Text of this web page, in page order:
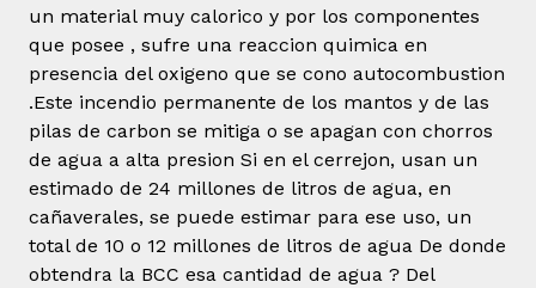
un material muy calorico y por los componentes
que posee , sufre una reaccion quimica en
presencia del oxigeno que se cono autocombustion
.Este incendio permanente de los mantos y de las
pilas de carbon se mitiga o se apagan con chorros
de agua a alta presion Si en el cerrejon, usan un
estimado de 24 millones de litros de agua, en
cañaverales, se puede estimar para ese uso, un
total de 10 o 12 millones de litros de agua De donde
obtendra la BCC esa cantidad de agua ? Del